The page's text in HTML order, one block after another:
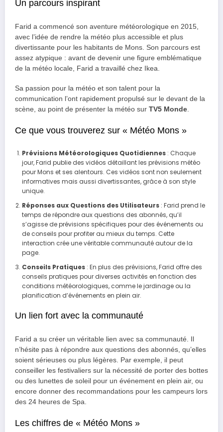
Un parcours inspirant
Farid a commencé son aventure météorologique en 2015,
avec l’idée de rendre la météo plus accessible et plus
divertissante pour les habitants de Mons. Son parcours est
assez atypique : avant de devenir une figure emblématique
de la météo locale, Farid a travaillé chez Ikea.
Sa passion pour la météo et son talent pour la
communication l’ont rapidement propulsé sur le devant de la
scène, au point de présenter la météo sur TV5 Monde
Ce que vous trouverez sur « Météo Mons »
Prévisions Météorologiques Quotidiennes: Chaque
jour, Farid publie des vidéos détaillant les prévisions météo
pour Mons et ses alentours. Ces vidéos sont non seulement
informatives mais aussi divertissantes, grâce à son style
unique.
Réponses aux Questions des Utilisateurs: Farid prend le
temps de répondre aux questions des abonnés, qu’il
s’agisse de prévisions spécifiques pour des événements ou
de conseils pour profiter au mieux du temps. Cette
interaction crée une véritable communauté autour de la
page.
Conseils Pratiques: En plus des prévisions, Farid offre des
conseils pratiques pour diverses activités en fonction des
conditions météorologiques, comme le jardinage ou la
planification d’événements en plein air.
Un lien fort avec la communauté
Farid a su créer un véritable lien avec sa communauté. Il
n’hésite pas à répondre aux questions des abonnés, qu’elles
soient sérieuses ou plus légères. Par exemple, il peut
conseiller les festivaliers sur la nécessité de porter des bottes
ou des lunettes de soleil pour un événement en plein air, ou
encore donner des recommandations pour les campeurs lors
des 24 heures de Spa.
Les chiffres de « Météo Mons »